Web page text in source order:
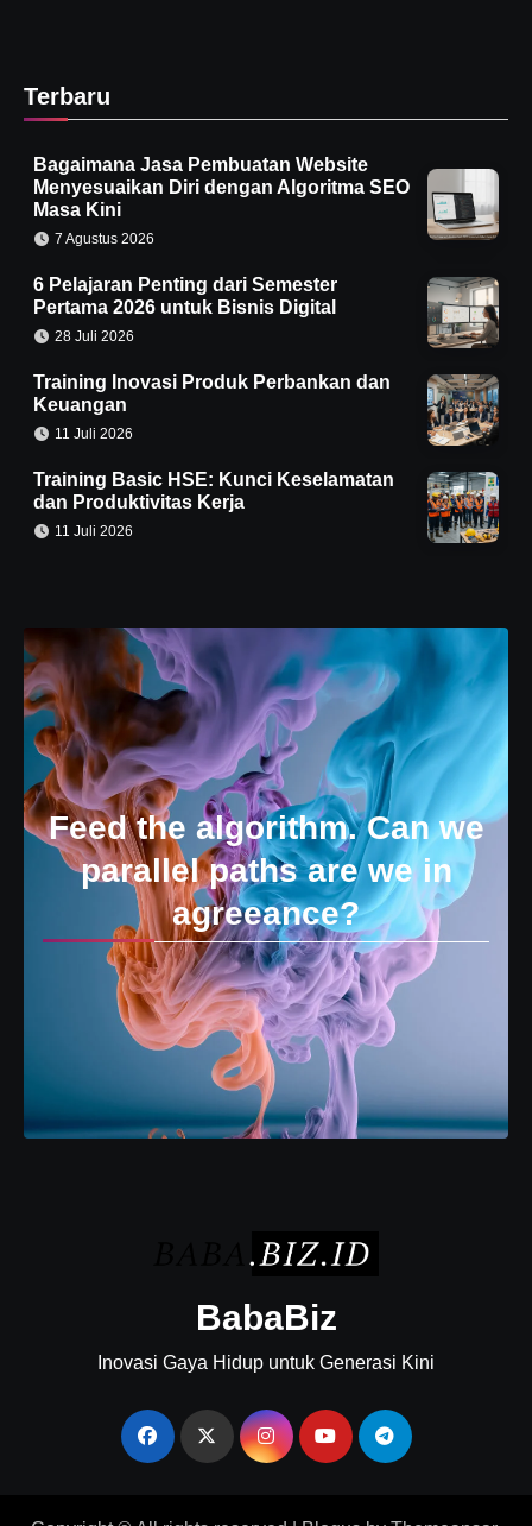
Terbaru
Bagaimana Jasa Pembuatan Website
Menyesuaikan Diri dengan Algoritma SEO
Masa Kini
7 Agustus 2026
6 Pelajaran Penting dari Semester
Pertama 2026 untuk Bisnis Digital
28 Juli 2026
Training Inovasi Produk Perbankan dan
Keuangan
11 Juli 2026
Training Basic HSE: Kunci Keselamatan
dan Produktivitas Kerja
11 Juli 2026
Feed the algorithm. Can we
parallel paths are we in
agreeance?
BabaBiz
Inovasi Gaya Hidup untuk Generasi Kini